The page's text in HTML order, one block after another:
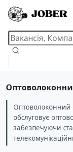
Оптоволоконний
обслуговує
забезпечуючи